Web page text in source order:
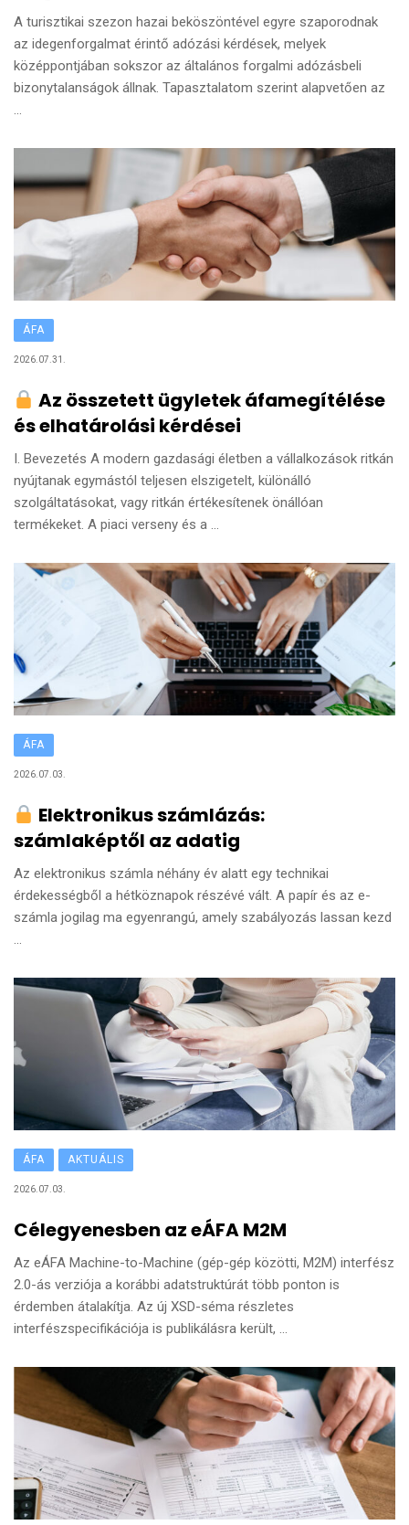
A turisztikai szezon hazai beköszöntével egyre szaporodnak
az idegenforgalmat érintő adózási kérdések, melyek
középpontjában sokszor az általános forgalmi adózásbeli
bizonytalanságok állnak. Tapasztalatom szerint alapvetően az
...
ÁFA
2026.07.31.
Az összetett ügyletek áfamegítélése
és elhatárolási kérdései
I. Bevezetés A modern gazdasági életben a vállalkozások ritkán
nyújtanak egymástól teljesen elszigetelt, különálló
szolgáltatásokat, vagy ritkán értékesítenek önállóan
termékeket. A piaci verseny és a ...
ÁFA
2026.07.03.
Elektronikus számlázás:
számlaképtől az adatig
Az elektronikus számla néhány év alatt egy technikai
érdekességből a hétköznapok részévé vált. A papír és az e-
számla jogilag ma egyenrangú, amely szabályozás lassan kezd
...
ÁFA AKTUÁLIS
2026.07.03.
Célegyenesben az eÁFA M2M
Az eÁFA Machine-to-Machine (gép-gép közötti, M2M) interfész
2.0-ás verziója a korábbi adatstruktúrát több ponton is
érdemben átalakítja. Az új XSD-séma részletes
interfészspecifikációja is publikálásra került, ...